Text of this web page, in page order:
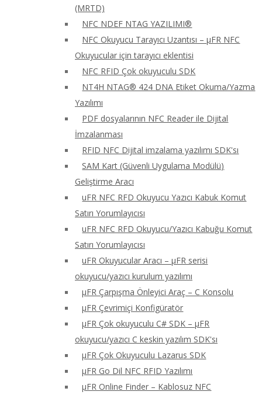
(MRTD)
NFC NDEF NTAG YAZILIMI®
NFC Okuyucu Tarayıcı Uzantısı – μFR NFC
Okuyucular için tarayıcı eklentisi
NFC RFID Çok okuyuculu SDK
NT4H NTAG® 424 DNA Etiket Okuma/Yazma
Yazılımı
PDF dosyalarının NFC Reader ile Dijital
İmzalanması
RFID NFC Dijital imzalama yazılımı SDK'sı
SAM Kart (Güvenli Uygulama Modülü)
Geliştirme Aracı
uFR NFC RFD Okuyucu Yazıcı Kabuk Komut
Satırı Yorumlayıcısı
uFR NFC RFD Okuyucu/Yazıcı Kabuğu Komut
Satırı Yorumlayıcısı
uFR Okuyucular Aracı – μFR serisi
okuyucu/yazıcı kurulum yazılımı
μFR Çarpışma Önleyici Araç – C Konsolu
μFR Çevrimiçi Konfigüratör
μFR Çok okuyuculu C# SDK – μFR
okuyucu/yazıcı C keskin yazılım SDK'sı
μFR Çok Okuyuculu Lazarus SDK
μFR Go Dil NFC RFID Yazılımı
μFR Online Finder – Kablosuz NFC